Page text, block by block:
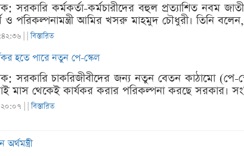
সরকারি কর্মকর্তা-কর্মচারীদের বহুল প্রত্যাশিত নবম
ও পরিকল্পনামন্ত্রী আমির খসরু মাহমুদ চৌধুরী। তিনি বলেন,
| |বিস্তারিত
হতে পারে নতুন পে-স্কেল
সরকারি চাকরিজীবীদের জন্য নতুন বেতন কাঠামো
মাস থেকেই কার্যকর করার পরিকল্পনা করছে সরকার।
| |বিস্তারিত